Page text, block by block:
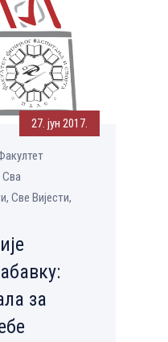
27. јун 2017.
Сва
Све Вијести,
за